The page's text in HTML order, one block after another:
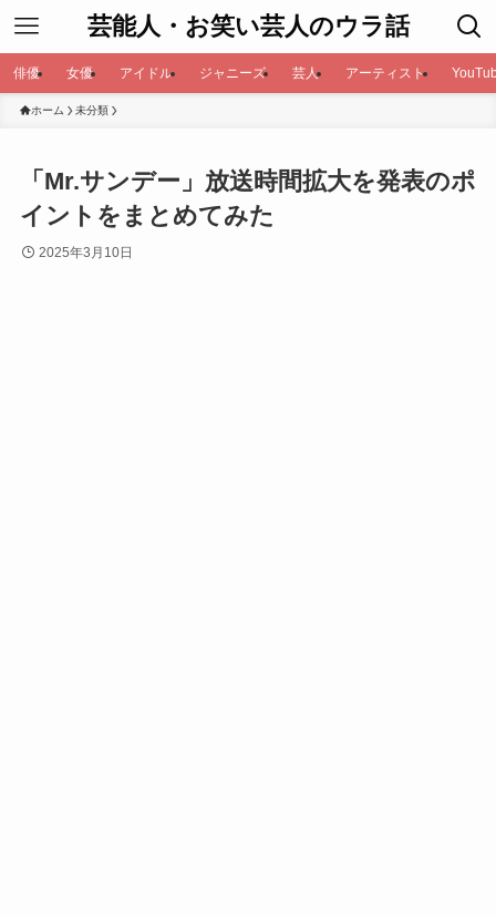
芸能人・お笑い芸人のウラ話
俳優 女優 アイドル ジャニーズ 芸人 アーティスト
ホーム 未分類
「Mr.サンデー」放送時間拡大を発表のポ
イントをまとめてみた
2025年3月10日